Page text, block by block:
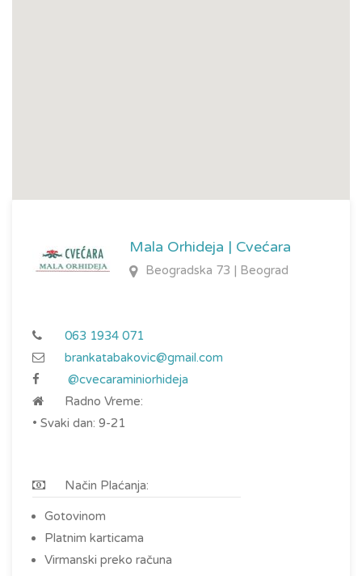
Mala Orhideja | Cvećara
Beogradska 73 | Beograd
063 1934 071
brankatabakovic@gmail.com
@cvecaraminiorhideja
Radno Vreme:
• Svaki dan: 9-21
Način Plaćanja:
Gotovinom
Platnim karticama
Virmanski preko računa